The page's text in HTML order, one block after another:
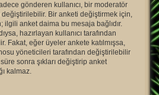
gönderen kullanıcı, bir moderatör
Bir anketi değiştirmek için,
ilgili anket daima bu mesaja bağlıdır.
hazırlayan kullanıcı tarafından
Fakat, eğer üyeler ankete katılmışsa,
yöneticileri tarafından değiştirilebilir
sonra şıkları değiştirip anket
kalmaz.